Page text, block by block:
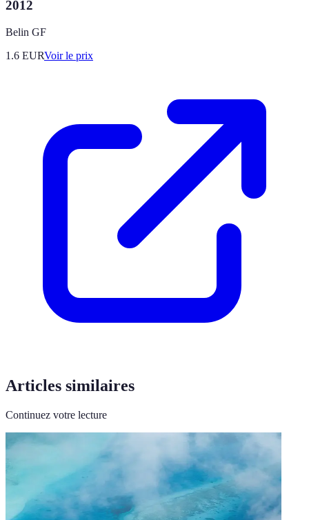
2012
Belin GF
1.6 EURVoir le prix
Articles similaires
Continuez votre lecture